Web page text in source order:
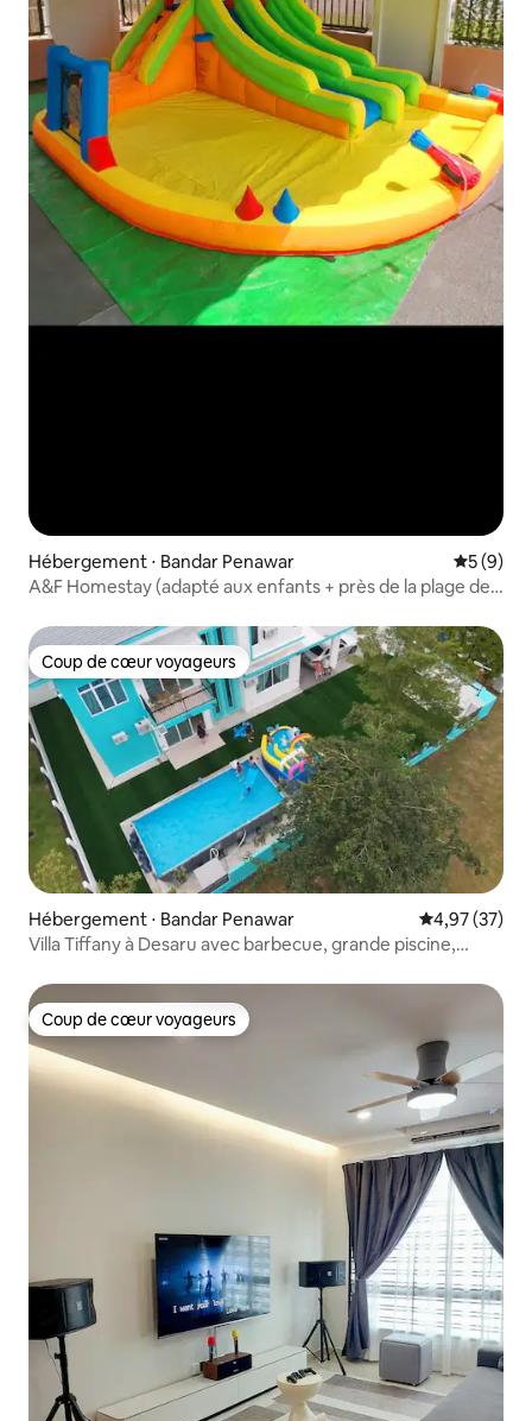
Hébergement ⋅ Bandar Penawar
5 (9)
A&F Homestay (adapté aux enfants + près de la plage de
Coup de cœur voyageurs
Coup de cœur voyageurs
Hébergement ⋅ Bandar Penawar Évaluation
4,97 (37)
Villa Tiffany à Desaru avec barbecue, grande piscine,
Coup de cœur voyageurs
Coup de cœur voyageurs